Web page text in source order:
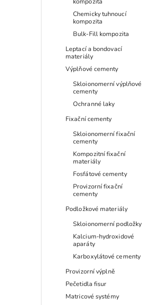
Chemicky tuhnoucí
kompozita
Bulk-Fill kompozita
Leptací a bondovací
materiály
Výplňové cementy
Skloionomerní výplňové
cementy
Ochranné laky
Fixační cementy
Skloionomerní fixační
cementy
Kompozitní fixační
materiály
Fosfátové cementy
Provizorní fixační
cementy
Podložkové materiály
Skloionomerní podložky
Kalcium-hydroxidové
aparáty
Karboxylátové cementy
Provizorní výplně
Pečetidla fisur
Matricové systémy